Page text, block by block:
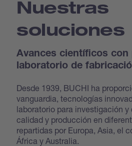
Nuestras
soluciones
Avances científicos
laboratorio de
Desde 1939, BUCHI ha
vanguardia, tecnologías
laboratorio para investigación y
calidad y producción en
repartidas por Europa, Asia, el
África y Australia.